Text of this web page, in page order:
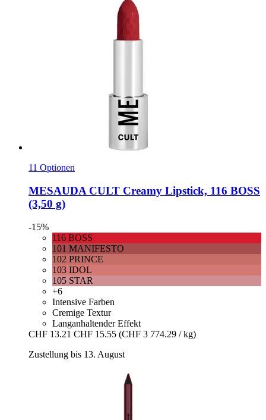
11 Optionen
MESAUDA CULT Creamy Lipstick, 116 BOSS
(3,50 g)
-15%
116 BOSS
101 MANIFESTO
102 PRINCE
103 IDOL
105 STAR
+6
Intensive Farben
Cremige Textur
Langanhaltender Effekt
CHF 13.21 CHF 15.55 (CHF 3 774.29 / kg)
Zustellung bis 13. August